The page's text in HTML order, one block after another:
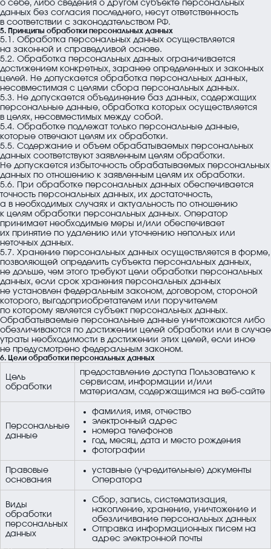
о себе, либо сведения о другом субъекте персональных
данных без согласия последнего, несут ответственность
в соответствии с законодательством РФ.
5. Принципы обработки персональных данных
5.1. Обработка персональных данных осуществляется
на законной и справедливой основе.
5.2. Обработка персональных данных ограничивается
достижением конкретных, заранее определенных и законных
целей. Не допускается обработка персональных данных,
несовместимая с целями сбора персональных данных.
5.3. Не допускается объединение баз данных, содержащих
персональные данные, обработка которых осуществляется
в целях, несовместимых между собой.
5.4. Обработке подлежат только персональные данные,
которые отвечают целям их обработки.
5.5. Содержание и объем обрабатываемых персональных
данных соответствуют заявленным целям обработки.
Не допускается избыточность обрабатываемых персональных
данных по отношению к заявленным целям их обработки.
5.6. При обработке персональных данных обеспечивается
точность персональных данных, их достаточность,
а в необходимых случаях и актуальность по отношению
к целям обработки персональных данных. Оператор
принимает необходимые меры и/или обеспечивает
их принятие по удалению или уточнению неполных или
неточных данных.
5.7. Хранение персональных данных осуществляется в форме,
позволяющей определить субъекта персональных данных,
не дольше, чем этого требуют цели обработки персональных
данных, если срок хранения персональных данных
не установлен федеральным законом, договором, стороной
которого, выгодоприобретателем или поручителем
по которому является субъект персональных данных.
Обрабатываемые персональные данные уничтожаются либо
обезличиваются по достижении целей обработки или в случае
утраты необходимости в достижении этих целей, если иное
не предусмотрено федеральным законом.
6. Цели обработки персональных данных
Цель
обработки
предоставление доступа Пользователю к
сервисам, информации и/или
материалам, содержащимся на веб-сайте
Персональные
данные
фамилия, имя, отчество
электронный адрес
номера телефонов
год, месяц, дата и место рождения
фотографии
Правовые
основания
уставные (учредительные) документы
Оператора
Виды
обработки
персональных
данных
Сбор, запись, систематизация,
накопление, хранение, уничтожение и
обезличивание персональных данных
Отправка информационных писем на
адрес электронной почты